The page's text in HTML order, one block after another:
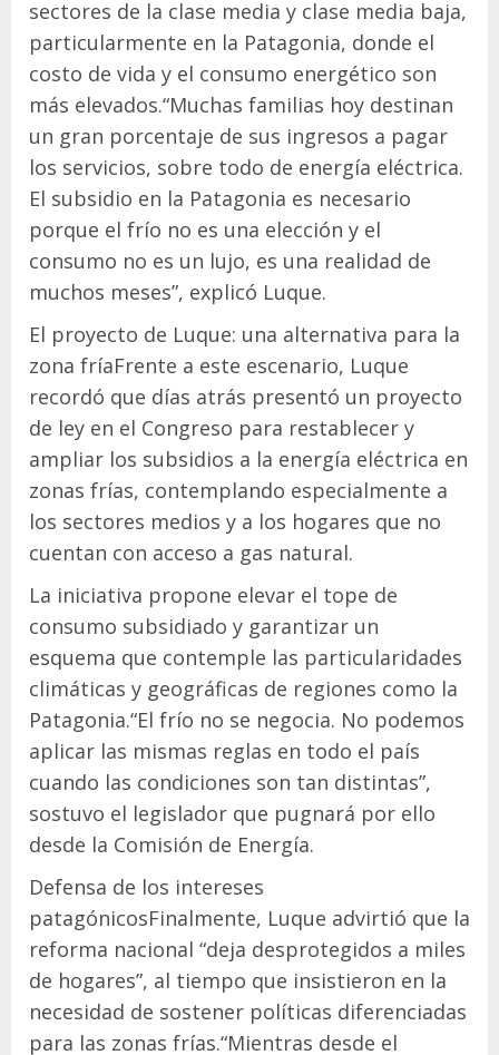
sectores de la clase media y clase media baja,
particularmente en la Patagonia, donde el
costo de vida y el consumo energético son
más elevados.“Muchas familias hoy destinan
un gran porcentaje de sus ingresos a pagar
los servicios, sobre todo de energía eléctrica.
El subsidio en la Patagonia es necesario
porque el frío no es una elección y el
consumo no es un lujo, es una realidad de
muchos meses”, explicó Luque.
El proyecto de Luque: una alternativa para la
zona fríaFrente a este escenario, Luque
recordó que días atrás presentó un proyecto
de ley en el Congreso para restablecer y
ampliar los subsidios a la energía eléctrica en
zonas frías, contemplando especialmente a
los sectores medios y a los hogares que no
cuentan con acceso a gas natural.
La iniciativa propone elevar el tope de
consumo subsidiado y garantizar un
esquema que contemple las particularidades
climáticas y geográficas de regiones como la
Patagonia.“El frío no se negocia. No podemos
aplicar las mismas reglas en todo el país
cuando las condiciones son tan distintas”,
sostuvo el legislador que pugnará por ello
desde la Comisión de Energía.
Defensa de los intereses
patagónicosFinalmente, Luque advirtió que la
reforma nacional “deja desprotegidos a miles
de hogares”, al tiempo que insistieron en la
necesidad de sostener políticas diferenciadas
para las zonas frías.“Mientras desde el